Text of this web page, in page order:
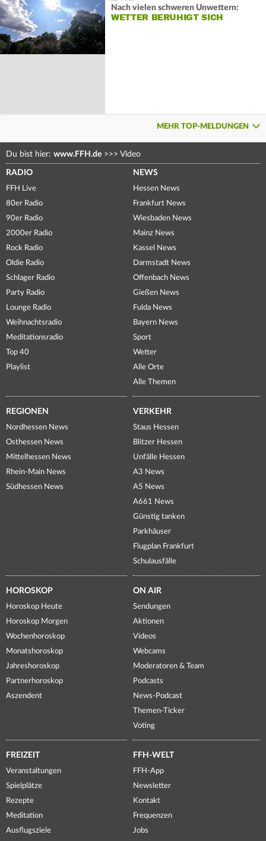
Nach vielen schweren Unwettern:
WETTER BERUHIGT SICH
MEHR TOP-MELDUNGEN
Du bist hier: www.FFH.de >>> Video
RADIO
FFH Live
80er Radio
90er Radio
2000er Radio
Rock Radio
Oldie Radio
Schlager Radio
Party Radio
Lounge Radio
Weihnachtsradio
Meditationsradio
Top 40
Playlist
NEWS
Hessen News
Frankfurt News
Wiesbaden News
Mainz News
Kassel News
Darmstadt News
Offenbach News
Gießen News
Fulda News
Bayern News
Sport
Wetter
Alle Orte
Alle Themen
REGIONEN
Nordhessen News
Osthessen News
Mittelhessen News
Rhein-Main News
Südhessen News
VERKEHR
Staus Hessen
Blitzer Hessen
Unfälle Hessen
A3 News
A5 News
A661 News
Günstig tanken
Parkhäuser
Flugplan Frankfurt
Schulausfälle
HOROSKOP
Horoskop Heute
Horoskop Morgen
Wochenhoroskop
Monatshoroskop
Jahreshoroskop
Partnerhoroskop
Aszendent
ON AIR
Sendungen
Aktionen
Videos
Webcams
Moderatoren & Team
Podcasts
News-Podcast
Themen-Ticker
Voting
FREIZEIT
Veranstaltungen
Spielplätze
Rezepte
Meditation
Ausflugsziele
FFH-WELT
FFH-App
Newsletter
Kontakt
Frequenzen
Jobs